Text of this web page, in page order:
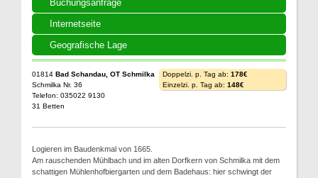
Buchungsanfrage
Internetseite
Geografische Lage
01814 Bad Schandau, OT Schmilka
Schmilka Nr. 36
Telefon: 035022 9130
31 Betten
Doppelzi. p. Tag ab: 178€
Einzelzi. p. Tag ab: 148€
Logieren im Baudenkmal von 1665.
Am rauschenden Mühlbach und im alten Dorfkern von Schmilka mit dem
schattigen Mühlenhofbiergarten und dem Badehaus: hier schwingt der